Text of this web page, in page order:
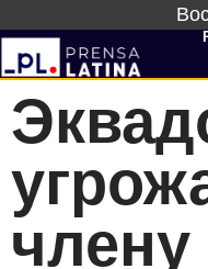
члену